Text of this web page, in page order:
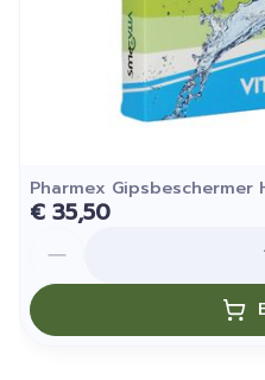
Pharmex Gipsbeschermer
€ 35,50